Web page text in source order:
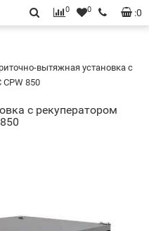
:0
0 0
вытяжная установка с
CPW 850
с рекуператором